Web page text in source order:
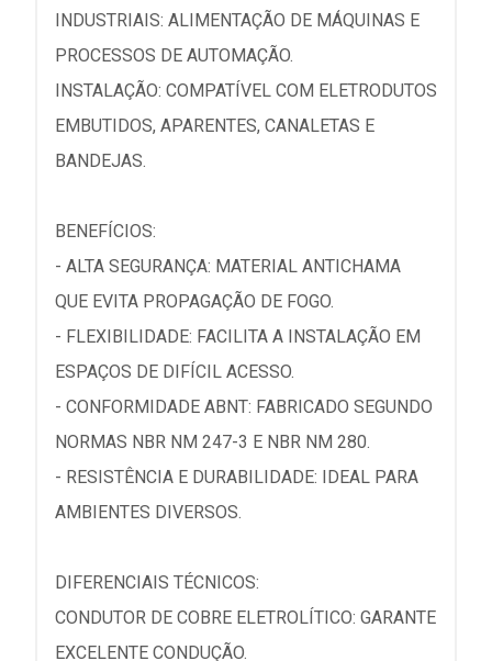
INDUSTRIAIS: ALIMENTAÇÃO DE MÁQUINAS E
PROCESSOS DE AUTOMAÇÃO.
INSTALAÇÃO: COMPATÍVEL COM ELETRODUTOS
EMBUTIDOS, APARENTES, CANALETAS E
BANDEJAS.
BENEFÍCIOS:
- ALTA SEGURANÇA: MATERIAL ANTICHAMA
QUE EVITA PROPAGAÇÃO DE FOGO.
- FLEXIBILIDADE: FACILITA A INSTALAÇÃO EM
ESPAÇOS DE DIFÍCIL ACESSO.
- CONFORMIDADE ABNT: FABRICADO SEGUNDO
NORMAS NBR NM 247-3 E NBR NM 280.
- RESISTÊNCIA E DURABILIDADE: IDEAL PARA
AMBIENTES DIVERSOS.
DIFERENCIAIS TÉCNICOS:
CONDUTOR DE COBRE ELETROLÍTICO: GARANTE
EXCELENTE CONDUÇÃO.